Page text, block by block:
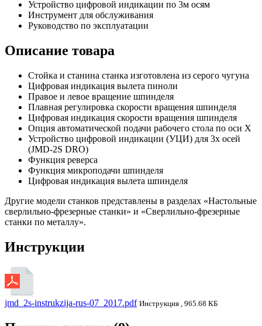
Устройство цифровой индикации по 3м осям
Инструмент для обслуживания
Руководство по эксплуатации
Описание товара
Стойка и станина станка изготовлена из серого чугуна
Цифровая индикация вылета пиноли
Правое и левое вращение шпинделя
Плавная регулировка скорости вращения шпинделя
Цифровая индикация скорости вращения шпинделя
Опция автоматической подачи рабочего стола по оси X
Устройство цифровой индикации (УЦИ) для 3х осей
(JMD-2S DRO)
Функция реверса
Функция микроподачи шпинделя
Цифровая индикация вылета шпинделя
Другие модели станков представлены в разделах «Настольные
сверлильно-фрезерные станки» и «Сверлильно-фрезерные
станки по металлу».
Инструкции
jmd_2s-instrukzija-rus-07_2017.pdf Инструкция , 965.68 КБ